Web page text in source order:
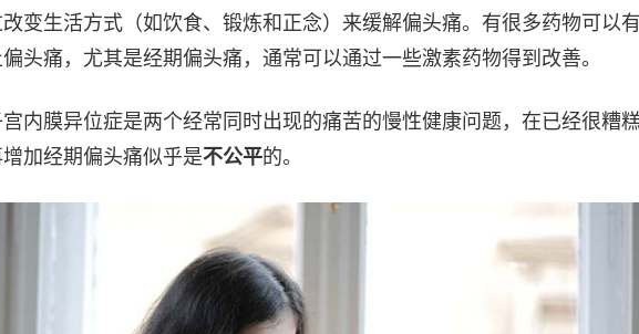
变生活方式（如饮食、锻炼和正念）来缓解偏头痛。有很多药物可以
头痛，尤其是经期偏头痛，通常可以通过一些激素药物得到改善。
内膜异位症是两个经常同时出现的痛苦的慢性健康问题，在已经很糟
加经期偏头痛似乎是不公平的。